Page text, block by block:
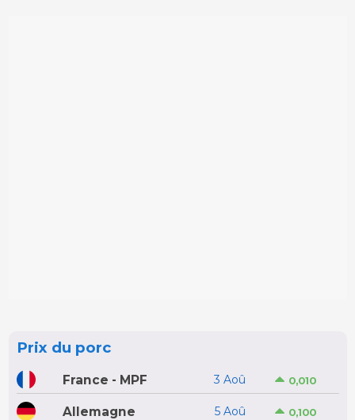
Prix du porc
France - MPF 3 Aoû 0,010
Allemagne 5 Aoû 0,100